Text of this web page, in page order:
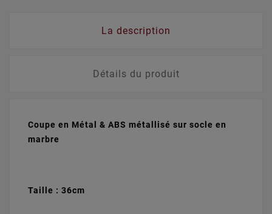
La description
Détails du produit
Coupe en Métal & ABS métallisé sur socle en
marbre
Taille : 36cm